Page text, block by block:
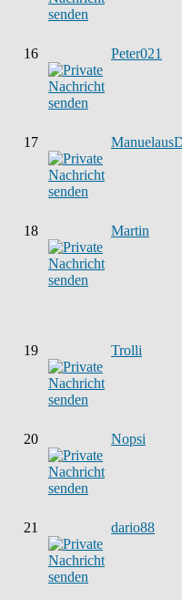
16 Peter021
17
18 Martin
19 Trolli
20 Nopsi
21 dario88